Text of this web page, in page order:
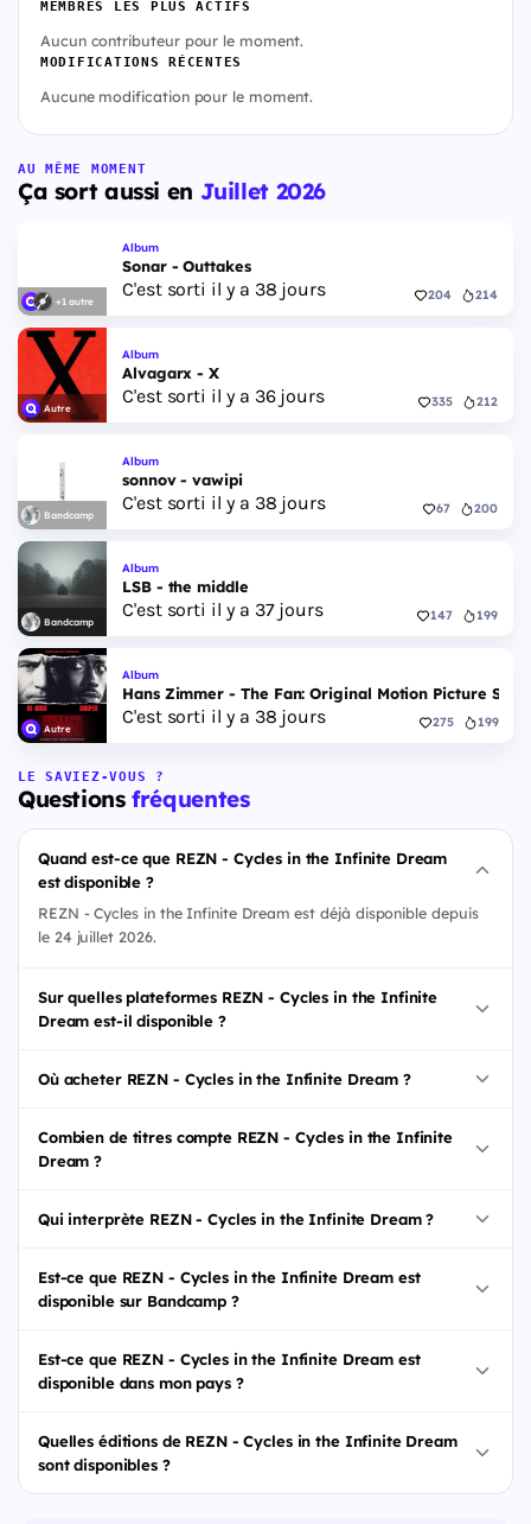
MEMBRES LES PLUS ACTIFS
Aucun contributeur pour le moment.
MODIFICATIONS RÉCENTES
Aucune modification pour le moment.
AU MÊME MOMENT
Ça sort aussi en Juillet 2026
+1 autre
Album
Sonar - Outtakes
C'est sorti il y a 38 jours 204 214
Autre
Album
Alvagarx - X
C'est sorti il y a 36 jours 335 212
Bandcamp
Album
sonnov - vawipi
C'est sorti il y a 38 jours 67 200
Bandcamp
Album
LSB - the middle
C'est sorti il y a 37 jours 147 199
Autre
Album
Hans Zimmer - The Fan: Original Motion Picture
C'est sorti il y a 38 jours 275 199
LE SAVIEZ-VOUS ?
Questionsfréquentes
Quand est-ce que REZN - Cycles in the Infinite Dream
est disponible ?
REZN - Cycles in the Infinite Dream est déjà disponible depuis
le 24 juillet 2026.
Sur quelles plateformes REZN - Cycles in the Infinite
Dream est-il disponible ?
Où acheter REZN - Cycles in the Infinite Dream ?
Combien de titres compte REZN - Cycles in the Infinite
Dream ?
Qui interprète REZN - Cycles in the Infinite Dream ?
Est-ce que REZN - Cycles in the Infinite Dream est
disponible sur Bandcamp ?
Est-ce que REZN - Cycles in the Infinite Dream est
disponible dans mon pays ?
Quelles éditions de REZN - Cycles in the Infinite Dream
sont disponibles ?